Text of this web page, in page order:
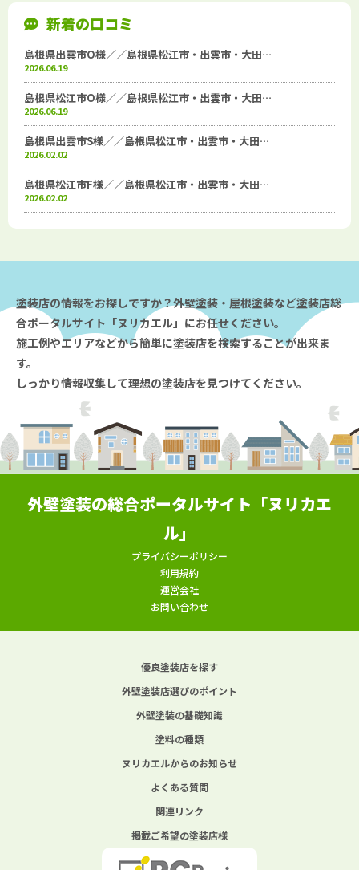
新着の口コミ
島根県出雲市O様／／島根県松江市・出雲市・大田…
2026.06.19
島根県松江市O様／／島根県松江市・出雲市・大田…
2026.06.19
島根県出雲市S様／／島根県松江市・出雲市・大田…
2026.02.02
島根県松江市F様／／島根県松江市・出雲市・大田…
2026.02.02
塗装店の情報をお探しですか？外壁塗装・屋根塗装など塗装店総
合ポータルサイト「ヌリカエル」にお任せください。
施工例やエリアなどから簡単に塗装店を検索することが出来ま
す。
しっかり情報収集して理想の塗装店を見つけてください。
外壁塗装の総合ポータルサイト「ヌリカエ
ル」
プライバシーポリシー
利用規約
運営会社
お問い合わせ
優良塗装店を探す
外壁塗装店選びのポイント
外壁塗装の基礎知識
塗料の種類
ヌリカエルからのお知らせ
よくある質問
関連リンク
掲載ご希望の塗装店様